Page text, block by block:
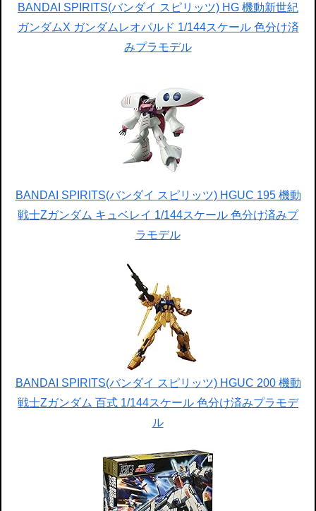
BANDAI SPIRITS(バンダイ スピリッツ) HG 機動新世紀
ガンダムX ガンダムレオパルド 1/144スケール 色分け済
みプラモデル
BANDAI SPIRITS(バンダイ スピリッツ) HGUC 195 機動
戦士Zガンダム キュベレイ 1/144スケール 色分け済みプ
ラモデル
BANDAI SPIRITS(バンダイ スピリッツ) HGUC 200 機動
戦士Zガンダム 百式 1/144スケール 色分け済みプラモデ
ル